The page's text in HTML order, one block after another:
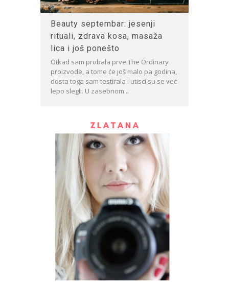
Beauty septembar: jesenji
rituali, zdrava kosa, masaža
lica i još ponešto
Otkad sam probala prve The Ordinary
proizvode, a tome će još malo pa godina,
dosta toga sam testirala i utisci su se već
lepo slegli. U zasebnom...